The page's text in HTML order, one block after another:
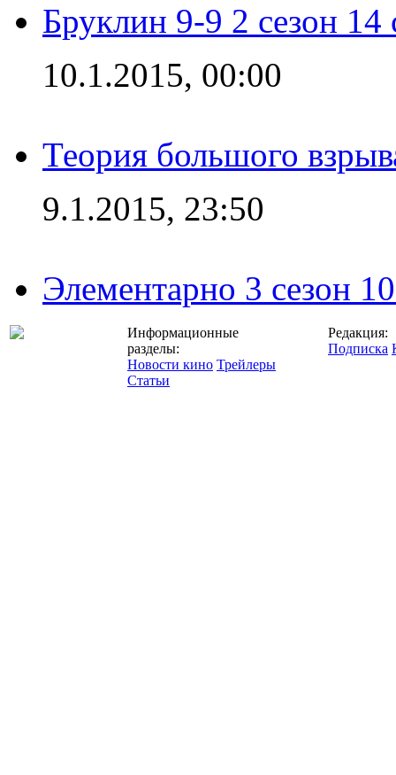
Бруклин 9-9 2 сезон 14
10.1.2015, 00:00
Теория большого
9.1.2015, 23:50
Элементарно 3 сезон
Информационные
разделы:
Новости кино Трейлеры
Статьи
Редакция:
Подписка